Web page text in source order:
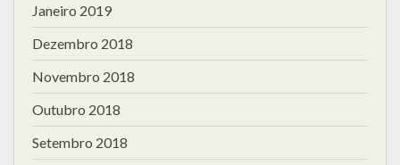
Janeiro 2019
Dezembro 2018
Novembro 2018
Outubro 2018
Setembro 2018